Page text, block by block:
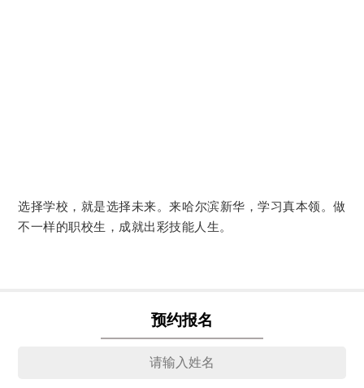
选择学校，就是选择未来。来哈尔滨新华，学习真本领。做
不一样的职校生，成就出彩技能人生。
预约报名